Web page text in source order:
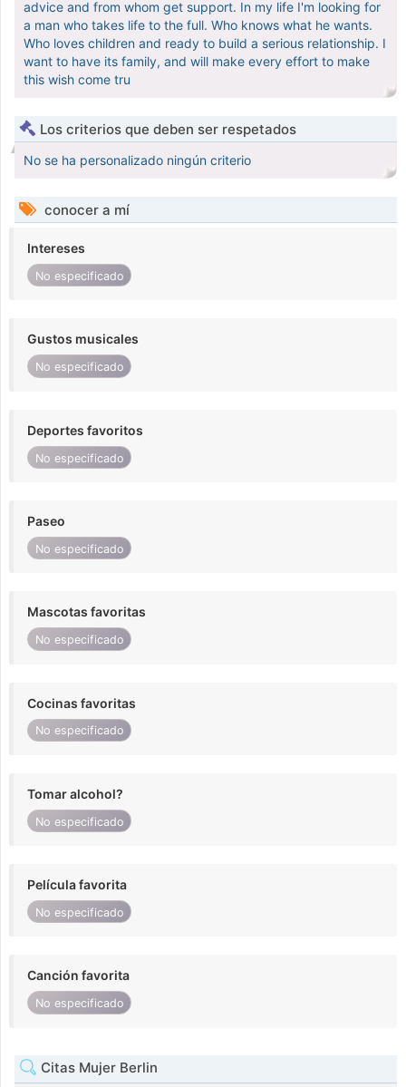
advice and from whom get support. In my life I'm looking for
a man who takes life to the full. Who knows what he wants.
Who loves children and ready to build a serious relationship. I
want to have its family, and will make every effort to make
this wish come tru
Los criterios que deben ser respetados
No se ha personalizado ningún criterio
conocer a mí
Intereses
No especificado
Gustos musicales
No especificado
Deportes favoritos
No especificado
Paseo
No especificado
Mascotas favoritas
No especificado
Cocinas favoritas
No especificado
Tomar alcohol?
No especificado
Película favorita
No especificado
Canción favorita
No especificado
Citas Mujer Berlin